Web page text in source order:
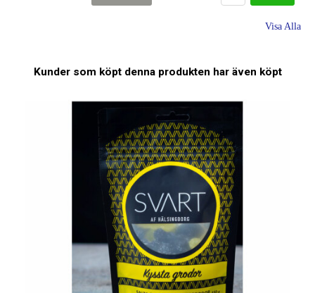
Visa Alla
Kunder som köpt denna produkten har även köpt